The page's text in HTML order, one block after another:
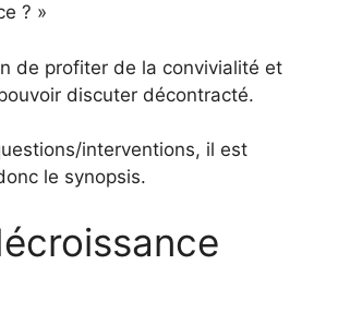
? »
de profiter de la convivialité et
discuter décontracté.
interventions, il est
le synopsis.